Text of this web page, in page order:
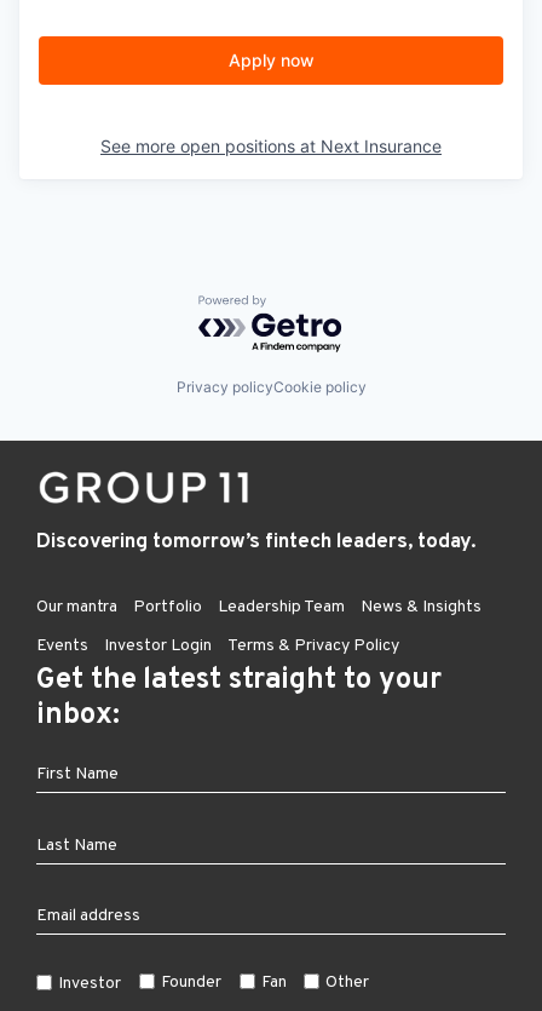
Apply now
See more open positions at Next Insurance
Powered by Getro.com
Privacy policyCookie policy
Discovering tomorrow’s fintech leaders, today.
Our mantra Portfolio Leadership Team
News & Insights
Events
Investor Login Terms & Privacy Policy
Get the latest straight to your
inbox:
Investor Founder Fan Other